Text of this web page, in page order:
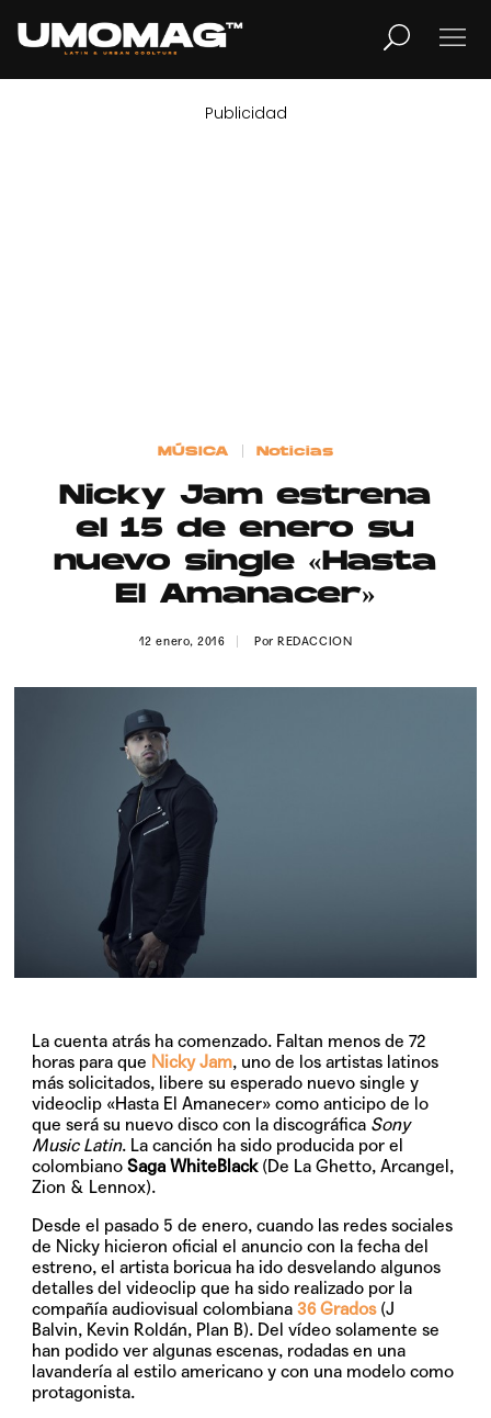
LIFESTYLE
Contacto
Aviso Legal
Publicidad
MÚSICA Noticias
Nicky Jam estrena
el 15 de enero su
nuevo single «Hasta
El Amanacer»
12 enero, 2016 PorREDACCION
La cuenta atrás ha comenzado. Faltan menos de 72
horas para que Nicky Jam, uno de los artistas latinos
más solicitados, libere su esperado nuevo single y
videoclip «Hasta El Amanecer»como anticipo de lo
que será su nuevo disco con la discográfica Sony
Music Latin. La canción ha sido producida por el
colombiano Saga WhiteBlack(De La Ghetto, Arcangel,
Zion & Lennox).
Desde el pasado 5 de enero, cuando las redes sociales
de Nicky hicieron oficial el anuncio con la fecha del
estreno, el artista boricua ha ido desvelando algunos
detalles del videoclip que ha sido realizado por la
compañía audiovisual colombiana36 Grados(J
Balvin, Kevin Roldán, Plan B). Del vídeo solamente se
han podido ver algunas escenas, rodadas en una
lavandería al estilo americano y con una modelo como
protagonista.